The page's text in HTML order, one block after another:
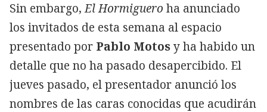
Sin embargo,El Hormiguero ha anunciado
los invitados de esta semana al espacio
presentado por Pablo Motosy ha habido un
detalle que no ha pasado desapercibido. El
jueves pasado, el presentador anunció los
nombres de las caras conocidas que acudirán